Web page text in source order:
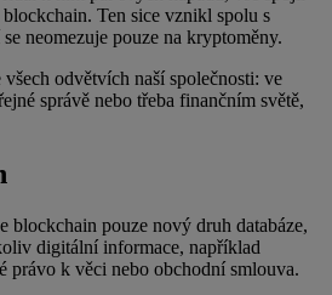
Ten sice vznikl spolu s
neomezuje pouze na kryptoměny.
odvětvích naší společnosti: ve
správě nebo třeba finančním světě,
blockchain pouze nový druh databáze,
digitální informace, například
právo k věci nebo obchodní smlouva.